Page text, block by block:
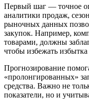
Первый шаг — точное
аналитики продаж,
рыночных данных
закупок. Например,
товарами, должны
чтобы избежать
Прогнозирование
«пролонгированных»
средства. Важно не
показатели, но и